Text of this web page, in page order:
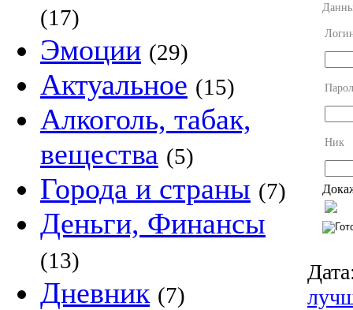
(17)
Эмоции (29)
Актуальное (15)
Алкоголь, табак,
вещества (5)
Города и страны (7)
Деньги, Финансы
(13)
Дневник (7)
Ник